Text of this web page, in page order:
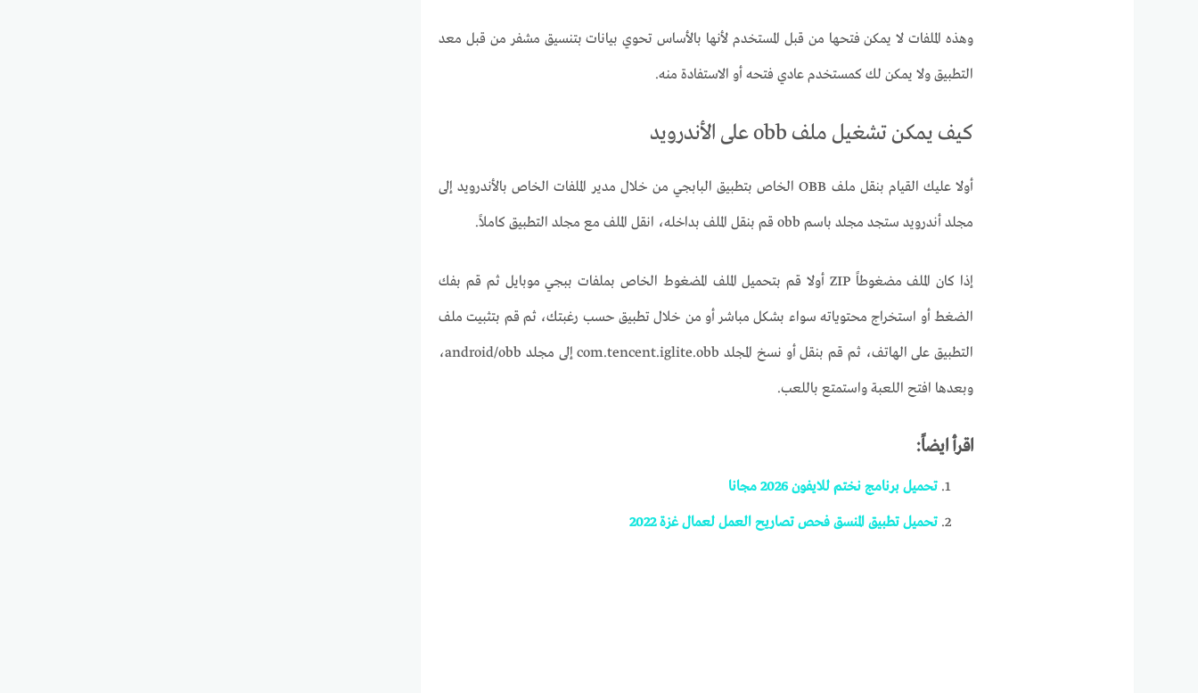
وهذه الملفات لا يمكن فتحها من قبل المستخدم لأنها بالأساس تحوي بيانات بتنسيق مشفر من قبل معد
التطبيق ولا يمكن لك كمستخدم عادي فتحه أو الاستفادة منه.
كيف يمكن تشغيل ملف obb على الأندرويد
أولا عليك القيام بنقل ملف OBB الخاص بتطبيق البابجي من خلال مدير الملفات الخاص بالأندرويد إلى
مجلد أندرويد ستجد مجلد باسم obb قم بنقل الملف بداخله، انقل الملف مع مجلد التطبيق كاملاً.
إذا كان الملف مضغوطاً ZIP أولا قم بتحميل الملف المضغوط الخاص بملفات ببجي موبايل ثم قم بفك
الضغط أو استخراج محتوياته سواء بشكل مباشر أو من خلال تطبيق حسب رغبتك، ثم قم بتثبيت ملف
التطبيق على الهاتف، ثم قم بنقل أو نسخ المجلد com.tencent.iglite.obb إلى مجلد android/obb،
وبعدها افتح اللعبة واستمتع باللعب.
اقرأ ايضاً:
تحميل برنامج نختم للايفون 2026 مجانا
تحميل تطبيق المنسق فحص تصاريح العمل لعمال غزة 2022